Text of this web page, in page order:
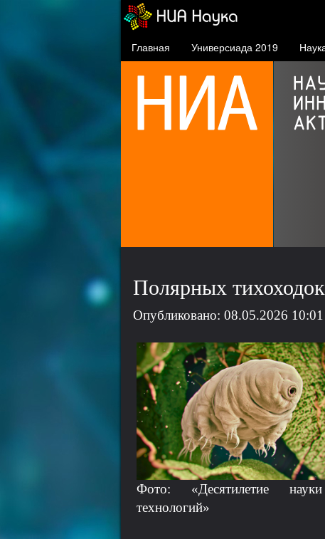
Главная Универсиада 2019
Полярных
Опубликовано: 08.05.2026 10:01
Фото: «Десятилетие
технологий»